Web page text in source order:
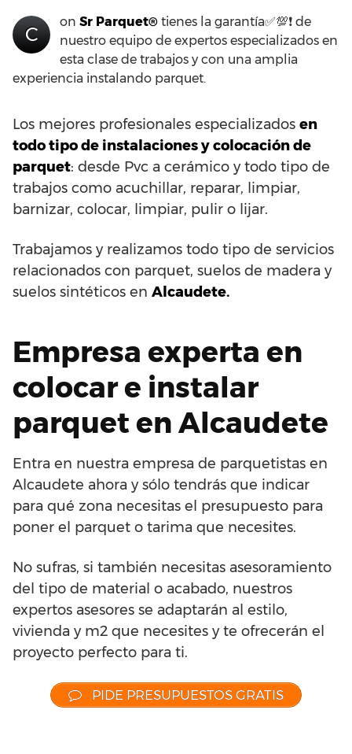
C
on Sr Parquet® tienes la garantía✅💯❗ de
nuestro equipo de expertos especializados en
esta clase de trabajos y con una amplia
experiencia instalando parquet.
Los mejores profesionales especializados en
todo tipo de instalaciones y colocación de
parquet: desde Pvc a cerámico y todo tipo de
trabajos como acuchillar, reparar, limpiar,
barnizar, colocar, limpiar, pulir o lijar.
Trabajamos y realizamos todo tipo de servicios
relacionados con parquet, suelos de madera y
suelos sintéticos en Alcaudete.
Empresa experta en
colocar e instalar
parquet en Alcaudete
Entra en nuestra empresa de parquetistas en
Alcaudete ahora y sólo tendrás que indicar
para qué zona necesitas el presupuesto para
poner el parquet o tarima que necesites.
No sufras, si también necesitas asesoramiento
del tipo de material o acabado, nuestros
expertos asesores se adaptarán al estilo,
vivienda y m2 que necesites y te ofrecerán el
proyecto perfecto para ti.
PIDE PRESUPUESTOS GRATIS